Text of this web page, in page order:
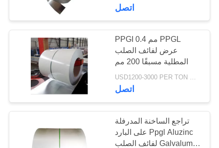
قناة ستانلس ستيل
لفائف الصلب المجلفن
اتصل
PPGI 0.4 مم PPGL
عرض لفائف الصلب
المطلية مسبقًا 200 مم
USD1200-3000 PER TON MOQ:1TON
اتصل
تراجع الساخنة المدرفلة
على البارد Ppgl Aluzinc
لفائف الصلب Galvalume